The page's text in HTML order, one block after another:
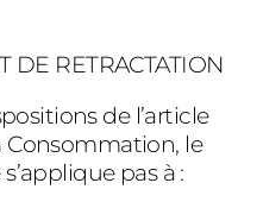
DE RETRACTATION
de l’article
Consommation, le
pas à :